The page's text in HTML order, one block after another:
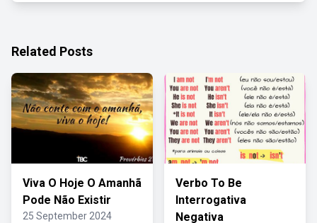
Related Posts
Viva O Hoje O Amanhã
Pode Não Existir
25 September 2024
Verbo To Be
Interrogativa
Negativa